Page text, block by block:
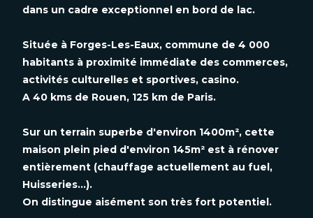
dans un cadre exceptionnel en bord de lac.
Située à Forges-Les-Eaux, commune de 4 000
habitants à proximité immédiate des commerces,
activités culturelles et sportives, casino.
A 40 kms de Rouen, 125 km de Paris.
Sur un terrain superbe d'environ 1400m², cette
maison plein pied d'environ 145m² est à rénover
entièrement (chauffage actuellement au fuel,
Huisseries...).
On distingue aisément son très fort potentiel.